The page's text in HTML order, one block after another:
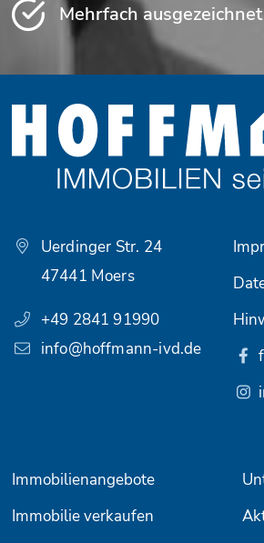
Mehrfach
Uerdinger Str. 24
47441 Moers
+49 2841 91990
info@hoffmann-ivd.de
Immobilienangebote
Immobilie verkaufen